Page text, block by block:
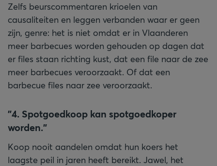
Zelfs beurscommentaren krioelen van
causaliteiten en leggen verbanden waar er geen
zijn, genre: het is niet omdat er in Vlaanderen
meer barbecues worden gehouden op dagen dat
er files staan richting kust, dat een file naar de zee
meer barbecues veroorzaakt. Of dat een
barbecue files naar zee veroorzaakt.
"4. Spotgoedkoop kan spotgoedkoper
worden."
Koop nooit aandelen omdat hun koers het
laagste peil in jaren heeft bereikt. Jawel, het